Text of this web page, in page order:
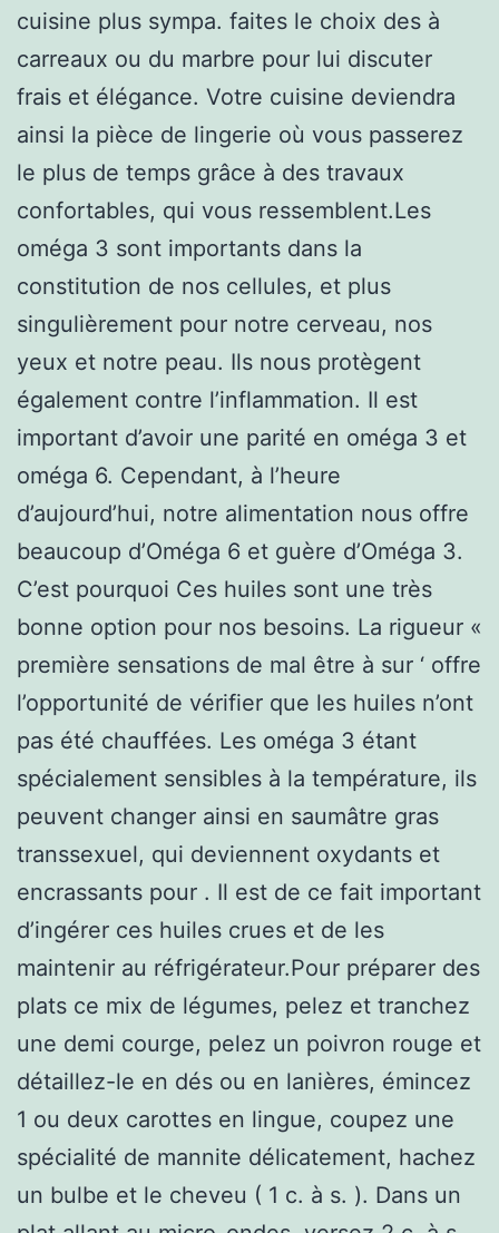
cuisine plus sympa. faites le choix des à
carreaux ou du marbre pour lui discuter
frais et élégance. Votre cuisine deviendra
ainsi la pièce de lingerie où vous passerez
le plus de temps grâce à des travaux
confortables, qui vous ressemblent.Les
oméga 3 sont importants dans la
constitution de nos cellules, et plus
singulièrement pour notre cerveau, nos
yeux et notre peau. Ils nous protègent
également contre l’inflammation. Il est
important d’avoir une parité en oméga 3 et
oméga 6. Cependant, à l’heure
d’aujourd’hui, notre alimentation nous offre
beaucoup d’Oméga 6 et guère d’Oméga 3.
C’est pourquoi Ces huiles sont une très
bonne option pour nos besoins. La rigueur «
première sensations de mal être à sur ‘ offre
l’opportunité de vérifier que les huiles n’ont
pas été chauffées. Les oméga 3 étant
spécialement sensibles à la température, ils
peuvent changer ainsi en saumâtre gras
transsexuel, qui deviennent oxydants et
encrassants pour . Il est de ce fait important
d’ingérer ces huiles crues et de les
maintenir au réfrigérateur.Pour préparer des
plats ce mix de légumes, pelez et tranchez
une demi courge, pelez un poivron rouge et
détaillez-le en dés ou en lanières, émincez
1 ou deux carottes en lingue, coupez une
spécialité de mannite délicatement, hachez
un bulbe et le cheveu ( 1 c. à s. ). Dans un